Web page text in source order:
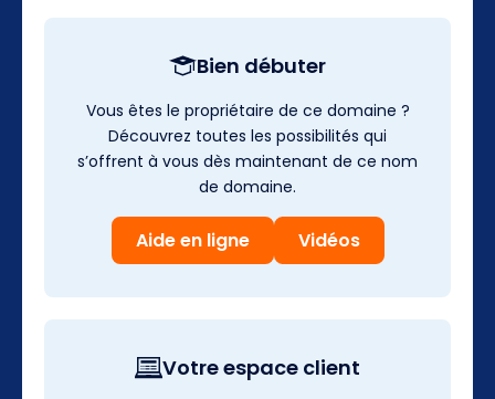
Bien débuter
Vous êtes le propriétaire de ce domaine ?
Découvrez toutes les possibilités qui
s’offrent à vous dès maintenant de ce nom
de domaine.
Aide en ligne Vidéos
Votre espace client